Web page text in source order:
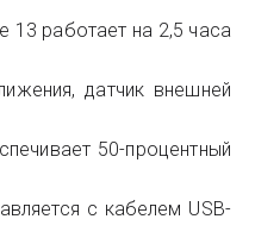
13 работает на 2,5 часа
датчик внешней
50-процентный
с кабелем USB-